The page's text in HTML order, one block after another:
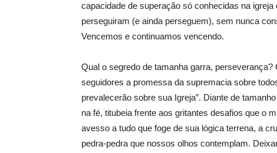
capacidade de superação só conhecidas na
perseguiram (e ainda perseguem), sem nunca
Vencemos e continuamos vencendo.
Qual o segredo de tamanha garra,
seguidores a promessa da supremacia sobre
prevalecerão sobre sua Igreja”. Diante de
na fé, titubeia frente aos gritantes desafios que o
avesso a tudo que foge de sua lógica terrena, a
pedra-pedra que nossos olhos contemplam.